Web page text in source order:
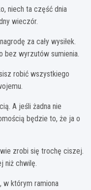
niech ta część dnia
wieczór.
za cały wysiłek.
bez wyrzutów sumienia.
robić wszystkiego
A jeśli żadna nie
będzie to, że ja o
zrobi się trochę ciszej.
niż chwilę.
w którym ramiona